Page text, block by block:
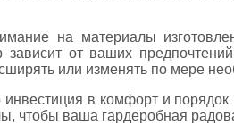
на материалы
от ваших
или изменять по мере
в комфорт и
чтобы ваша гардеробная